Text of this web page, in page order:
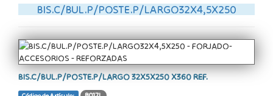
BIS.C/BUL.P/POSTE.P/LARGO32X4,5X250
BIS.C/BUL.P/POSTE.P/LARGO 32X5X250 X360 REF.